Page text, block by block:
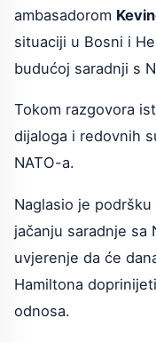
ambasadorom
situaciji u Bosni i
budućoj saradnji s
Tokom razgovora
dijaloga i redovnih
NATO-a.
Naglasio je
jačanju saradnje sa
uvjerenje da će
Hamiltona
odnosa.